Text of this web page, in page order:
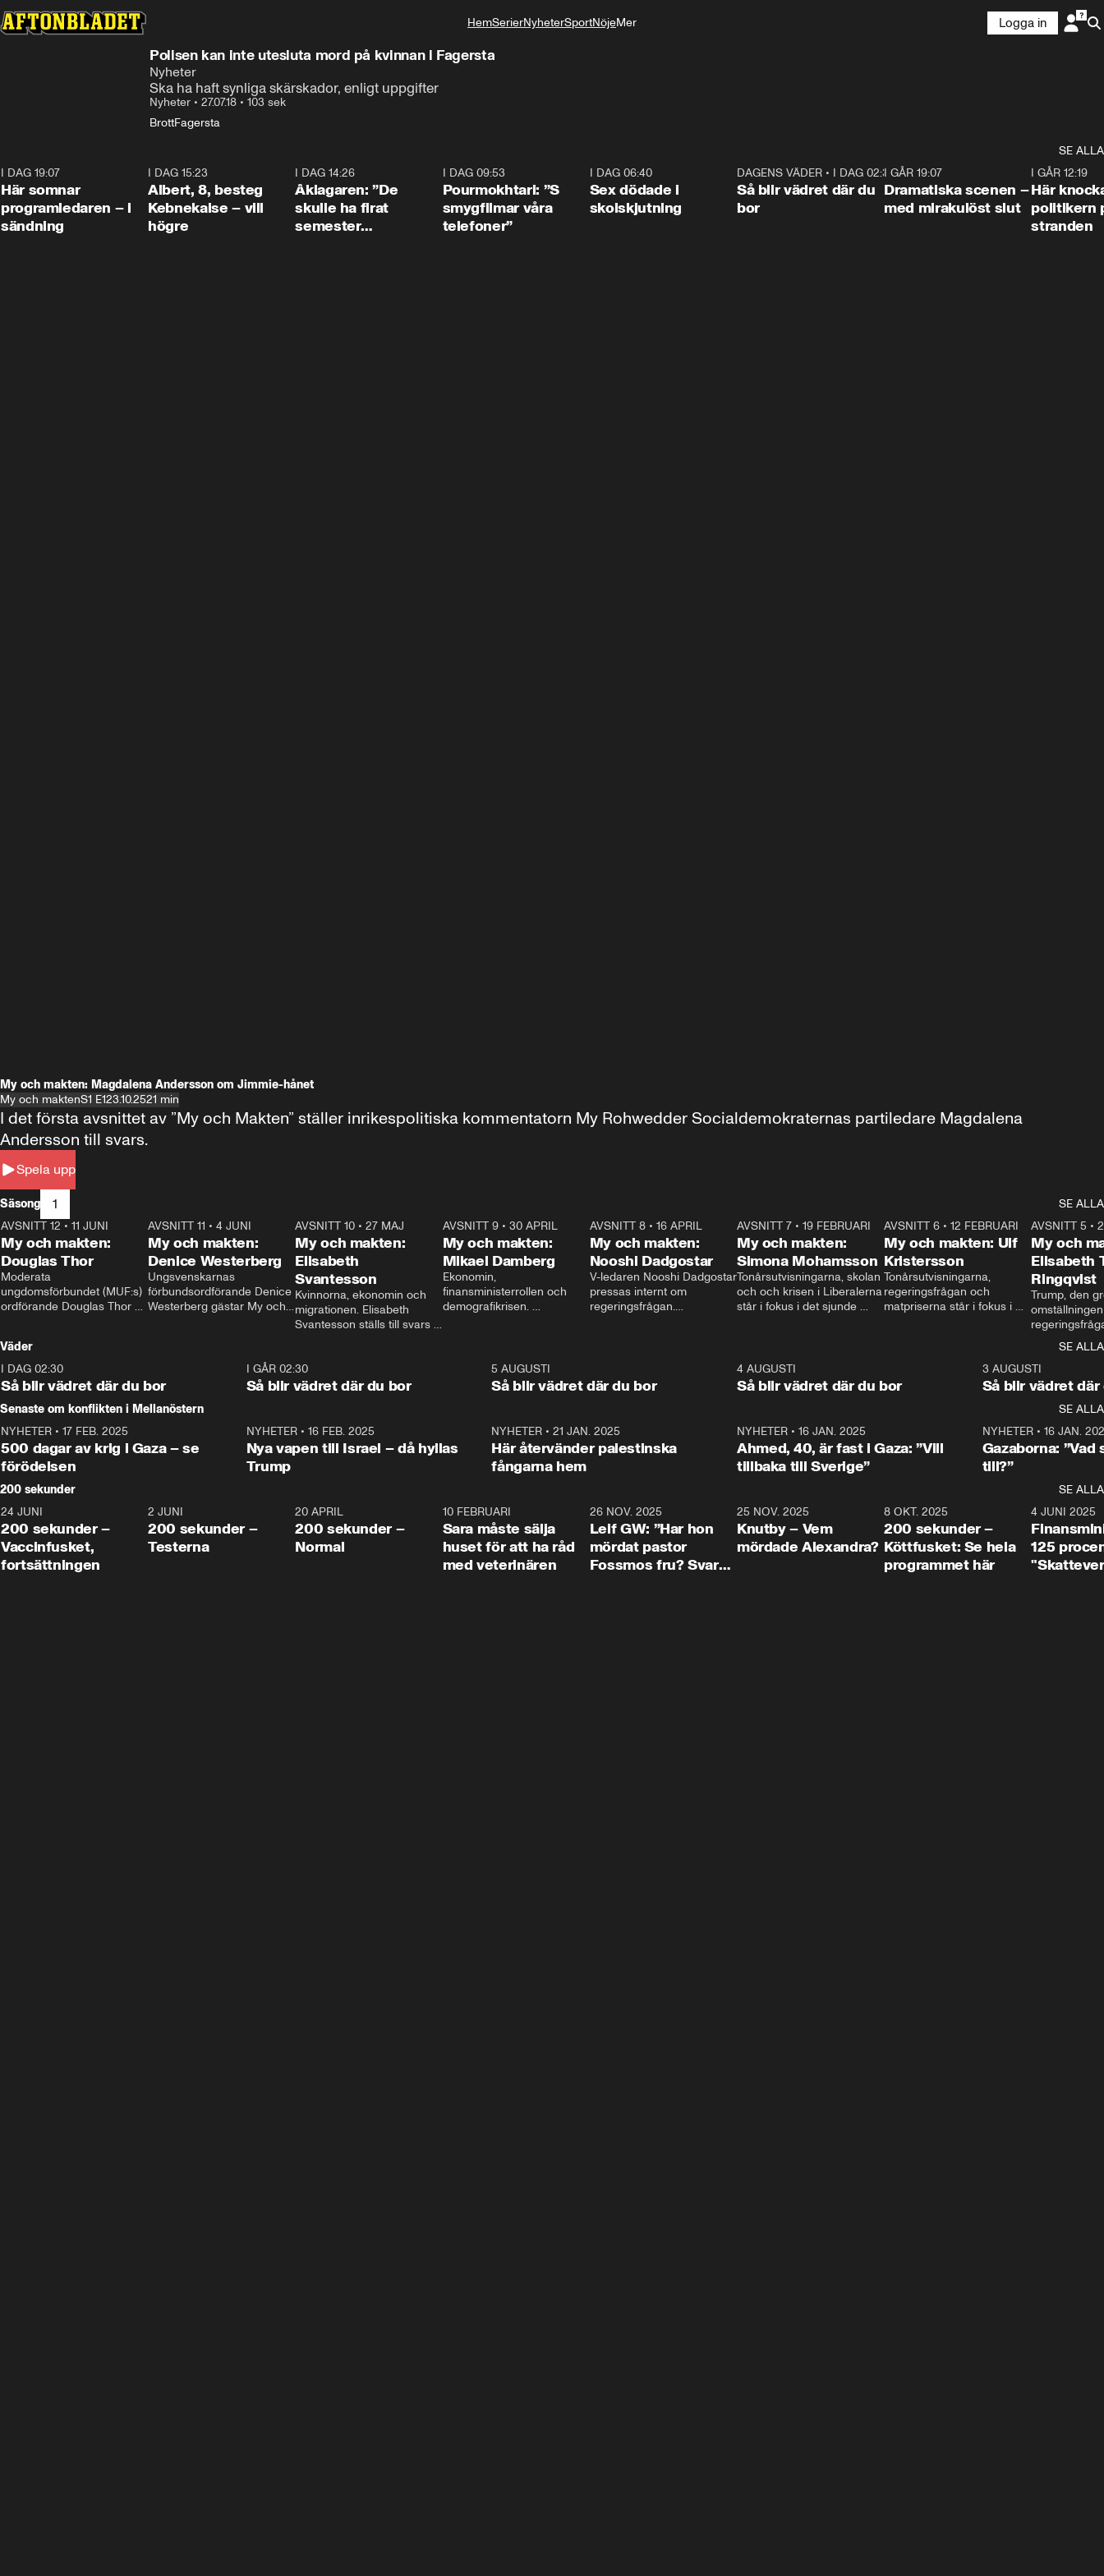
HemSerierNyheterSportNöjeMer
Logga in
Polisen kan inte utesluta mord på kvinnan i Fagersta
Nyheter
Ska ha haft synliga skärskador, enligt uppgifter
Nyheter • 27.07.18 • 103 sek
BrottFagersta
SE ALLA
I DAG 19:07
Här somnar
programledaren – i
sändning
I DAG 15:23
Albert, 8, besteg
Kebnekaise – vill
högre
I DAG 14:26
Åklagaren: ”De
skulle ha firat
semester
I DAG 09:53
Pourmokhtari: ”S
smygfilmar våra
telefoner”
I DAG 06:40
Sex dödade i
skolskjutning
1:06
DAGENS VÄDER• I DAG 02:30
Så blir vädret där du
bor
I GÅR 19:07
Dramatiska scenen –
med mirakulöst slut
I GÅR 12:19
Här
politikern
stranden
My och makten: Magdalena Andersson om Jimmie-hånet
My och maktenS1 E123.10.2521 min
Spela upp
I det första avsnittet av ”My och Makten” ställer inrikespolitiska kommentatorn My Rohwedder Socialdemokraternas partiledare Magdalena
Andersson till svars.
Säsong 1
SE ALLA
26:27
AVSNITT 12 • 11 JUNI
My och makten:
Douglas Thor
Moderata
ungdomsförbundet (MUF:s)
ordförande Douglas Thor
tonårsutvisningarna och hur
Moderaterna ska locka
väljare till valet i höst.
23:40
AVSNITT 11 •4 JUNI
My och makten:
Denice Westerberg
Ungsvenskarnas
förbundsordförande Denice
Westerberg gästar My och
AVSNITT 10 •27 MAJ
My och makten:
Elisabeth
Svantesson
Kvinnorna, ekonomin och
migrationen. Elisabeth
Svantesson ställs till svars
AVSNITT 9• 30 APRIL
My och makten:
Mikael Damberg
Ekonomin,
finansministerrollen och
demografikrisen.
och Makten.
AVSNITT 8• 16 APRIL
My och makten:
Nooshi Dadgostar
V-ledaren Nooshi Dadgostar
pressas internt om
regeringsfrågan.
– Vi ställer upp i val. Ska vi
vara med så sitter vi förstås
24:30
AVSNITT 7• 19 FEBRUARI
My och makten:
Simona Mohamsson
Tonårsutvisningarna, skolan
och och krisen i Liberalerna
står i fokus i det sjunde
kommentator My
Rohwedder ställer
utbildnings- och
Mohamsson till svars.
27:30
AVSNITT 6 •12 FEBRUARI
My och makten: Ulf
Kristersson
Tonårsutvisningarna,
regeringsfrågan och
matpriserna står i fokus i
Rohwedder ställer
statsminister Ulf Kristersson
AVSNITT 5 •
My och
Elisabeth
Ringqvist
Trump, den
centrum i
avsnittet av
Makten”. Se
Aftonbladets
Rohwedder
Thand Ring
Väder
SE ALLA
I DAG 02:30
Så blir vädret där du bor
1:06
I GÅR 02:30
Så blir vädret där du bor
5 AUGUSTI
Så blir vädret där du bor
4 AUGUSTI
Så blir vädret där du bor
3 AUGUSTI
Så blir vädret där
Senaste om konflikten i Mellanöstern
SE ALLA
NYHETER • 17 FEB. 2025
500 dagar av krig i Gaza – se
förödelsen
NYHETER• 16 FEB. 2025
Nya vapen till Israel – då hyllas
Trump
NYHETER •21 JAN. 2025
Här återvänder palestinska
fångarna hem
NYHETER• 16 JAN. 2025
Ahmed, 40, är fast i Gaza: ”Vill
tillbaka till Sverige”
NYHETER• 16 JAN.
Gazaborna:
till?”
200 sekunder
SE ALLA
5:00
24 JUNI
200 sekunder –
Vaccinfusket,
fortsättningen
4:23
2 JUNI
200 sekunder –
Testerna
20 APRIL
200 sekunder –
Normal
10 FEBRUARI
Sara måste sälja
huset för att ha råd
med veterinären
26 NOV. 2025
Leif GW: ”Har hon
mördat pastor
Fossmos fru? Svar
31:05
25 NOV. 2025
Knutby – Vem
mördade Alexandra?
4:29
8 OKT. 2025
200 sekunder –
Köttfusket: Se hela
programmet här
4 JUNI 2025
125